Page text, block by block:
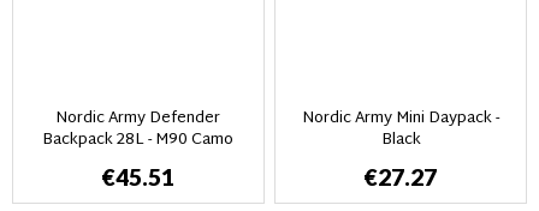
Nordic Army Defender
Backpack 28L - M90 Camo
€45.51
Nordic Army Mini Daypack -
Black
€27.27